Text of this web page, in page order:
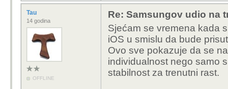
Tau
14 godina
OFFLINE
Re: Samsungov udio na
Sjećam se vremena kada
iOS u smislu da bude
Ovo sve pokazuje da se
individualnost nego samo
stabilnost za trenutni rast.